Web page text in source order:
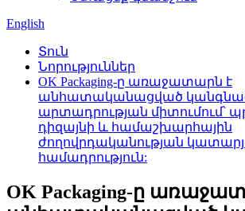
English
Տուն
Նորություններ
OK Packaging-ը առաջատարն է
անհատականացված
արտադրության միտումում՝
դիզայնի և համաշխարհային
ժողովրդականության
համադրություն:
OK Packaging-ը